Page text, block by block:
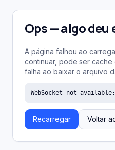
Ops — algo deu
A página falhou ao
continuar, pode ser
falha ao baixar o arquivo
WebSocket not
Recarregar Voltar